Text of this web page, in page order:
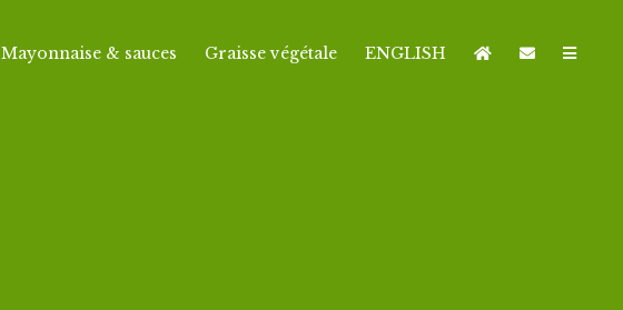
Mayonnaise & sauces Graisse végétale ENGLISH